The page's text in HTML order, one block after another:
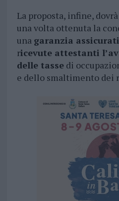
La proposta, infine,
una volta ottenuta la
una garanzia
ricevute attestanti
delle tassedi
e dello smaltimento dei